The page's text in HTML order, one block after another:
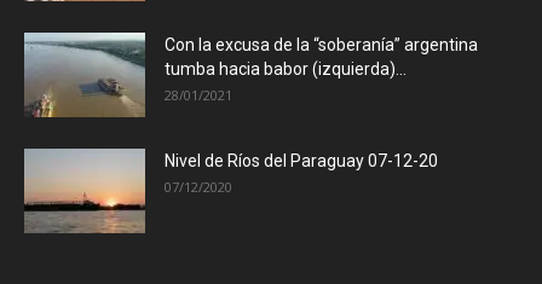
Con la excusa de la “soberanía” argentina
tumba hacia babor (izquierda)...
28/01/2021
Nivel de Ríos del Paraguay 07-12-20
07/12/2020